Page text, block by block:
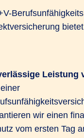
Leistung
wir einen
vom ersten Tag